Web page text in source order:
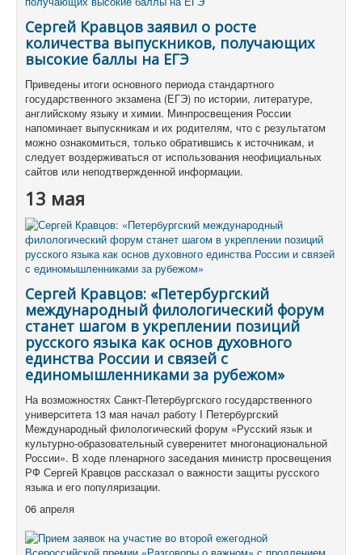
Сергей Кравцов заявил о росте
количества выпускников, получающих
высокие баллы на ЕГЭ
Приведены итоги основного периода стандартного
государственного экзамена (ЕГЭ) по истории, литературе,
английскому языку и химии. Минпросвещения России
напоминает выпускникам и их родителям, что с результатом
можно ознакомиться, только обратившись к источникам, и
следует воздерживаться от использования неофициальных
сайтов или неподтвержденной информации.
13 мая
Сергей Кравцов: «Петербургский
международный филологический форум
станет шагом в укреплении позиций
русского языка как основ духовного
единства России и связей с
единомышленниками за рубежом»
На возможностях Санкт-Петербургского государственного
университета 13 мая начал работу I Петербургский
Международный филологический форум «Русский язык и
культурно-образовательный суверенитет многонациональной
России». В ходе пленарного заседания министр просвещения
РФ Сергей Кравцов рассказал о важности защиты русского
языка и его популяризации.
06 апреля